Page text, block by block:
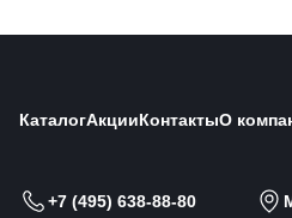
КаталогАкцииКонтактыО
+7 (495) 638-88-80